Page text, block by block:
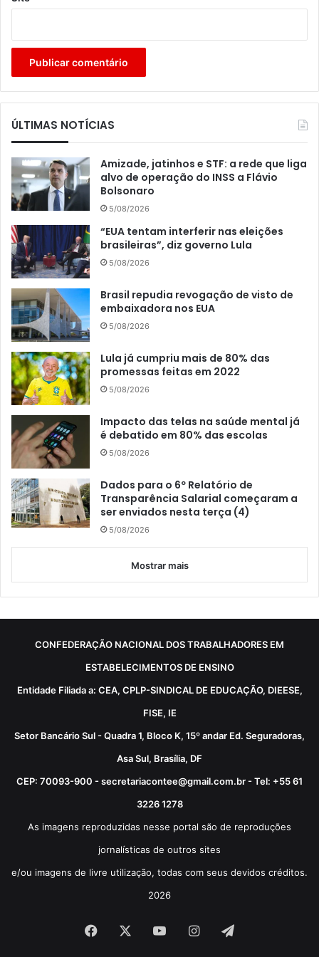
ÚLTIMAS NOTÍCIAS
Amizade, jatinhos e STF: a rede que liga
alvo de operação do INSS a Flávio
Bolsonaro
5/08/2026
“EUA tentam interferir nas eleições
brasileiras”, diz governo Lula
5/08/2026
Brasil repudia revogação de visto de
embaixadora nos EUA
5/08/2026
Lula já cumpriu mais de 80% das
promessas feitas em 2022
5/08/2026
Impacto das telas na saúde mental já
é debatido em 80% das escolas
5/08/2026
Dados para o 6º Relatório de
Transparência Salarial começaram a
ser enviados nesta terça (4)
5/08/2026
Mostrar mais
CONFEDERAÇÃO NACIONAL DOS TRABALHADORES EM
ESTABELECIMENTOS DE ENSINO
Entidade Filiada a: CEA, CPLP-SINDICAL DE EDUCAÇÃO, DIEESE,
FISE, IE
Setor Bancário Sul - Quadra 1, Bloco K, 15º andar Ed. Seguradoras,
Asa Sul, Brasília, DF
CEP: 70093-900 - secretariacontee@gmail.com.br - Tel: +55 61
3226 1278
As imagens reproduzidas nesse portal são de reproduções
jornalísticas de outros sites
e/ou imagens de livre utilização, todas com seus devidos créditos.
2026
Facebook YouTubeInstagram